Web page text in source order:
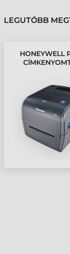
LEGUTÓBB
HONEYWELL